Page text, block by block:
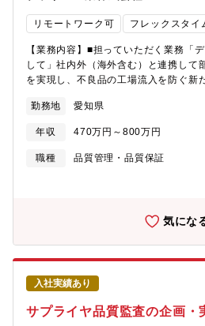
リモートワーク可 フレックスタイ
【業務内容】■担っていただく業務「
して」社内外（海外含む）と連携して
を実現し、不良品の工場流入を防ぐ新
し、将来的には組立・製造・出荷など
躍の場を広げることができます。品質
ョナルやマネジャーとして成長できる
サプライヤーと技術的な協議を重ねな
活動を推進して、社内関係部署とも連
定供給を通じて、工場のものづくりを
満足の向上に貢献します。■仕事の魅
質保証は、製品の土台を支える非常に
分の判断や行動が製品全体の品質やお
を実感できます。サプライヤーとの交
通じて、コミュニケーション力や課題
す。また、品質向上のための改善提案
目に見える形で現れるため、大きな達
勤務地 愛知県
年収 470万円～800万円
職種
品質管理・品質保証
気にな
入社実績あり
サプライヤ品質監査の企画・